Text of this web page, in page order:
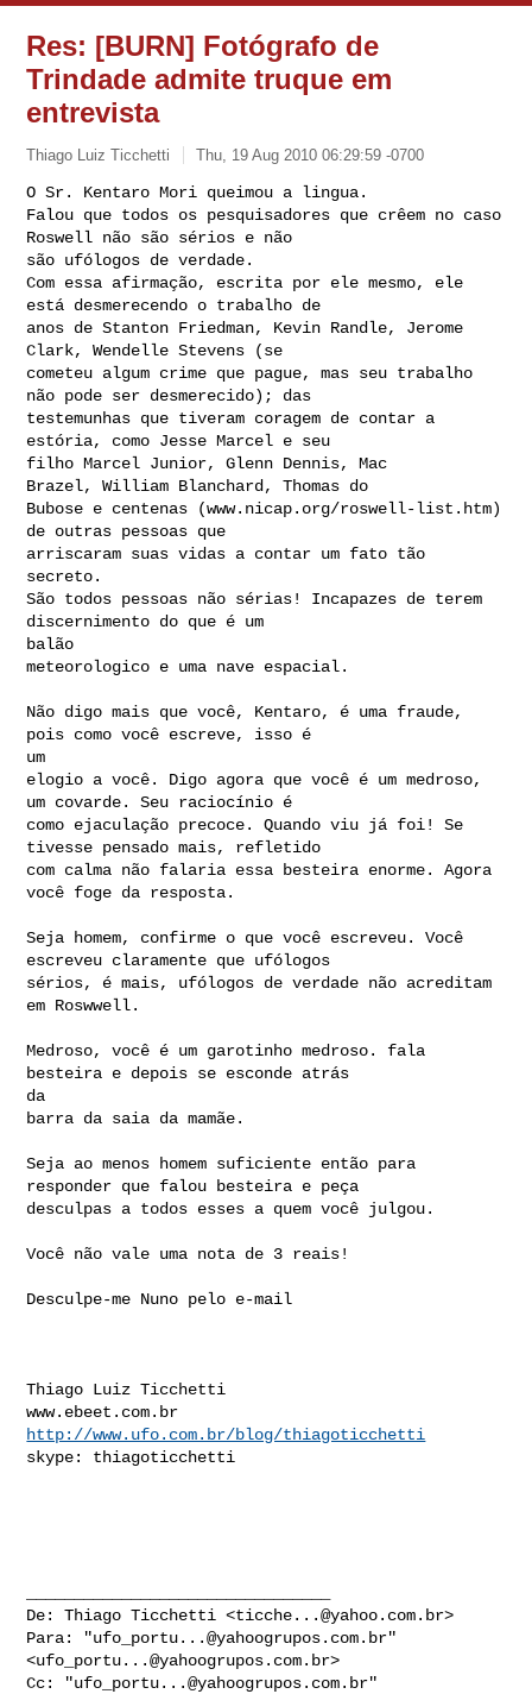
Res: [BURN] Fotógrafo de
Trindade admite truque em
entrevista
Thiago Luiz Ticchetti Thu, 19 Aug 2010 06:29:59 -0700
O Sr. Kentaro Mori queimou a lingua.
Falou que todos os pesquisadores que crêem no caso
Roswell não são sérios e não
são ufólogos de verdade.
Com essa afirmação, escrita por ele mesmo, ele
está desmerecendo o trabalho de
anos de Stanton Friedman, Kevin Randle, Jerome
Clark, Wendelle Stevens (se
cometeu algum crime que pague, mas seu trabalho
não pode ser desmerecido); das
testemunhas que tiveram coragem de contar a
estória, como Jesse Marcel e seu
filho Marcel Junior, Glenn Dennis, Mac
Brazel, William Blanchard, Thomas do
Bubose e centenas (www.nicap.org/roswell-list.htm)
de outras pessoas que
arriscaram suas vidas a contar um fato tão
secreto.
São todos pessoas não sérias! Incapazes de terem
discernimento do que é um
balão
meteorologico e uma nave espacial.
Não digo mais que você, Kentaro, é uma fraude,
pois como você escreve, isso é
um
elogio a você. Digo agora que você é um medroso,
um covarde. Seu raciocínio é
como ejaculação precoce. Quando viu já foi! Se
tivesse pensado mais, refletido
com calma não falaria essa besteira enorme. Agora
você foge da resposta.
Seja homem, confirme o que você escreveu. Você
escreveu claramente que ufólogos
sérios, é mais, ufólogos de verdade não acreditam
em Roswwell.
Medroso, você é um garotinho medroso. fala
besteira e depois se esconde atrás
da
barra da saia da mamãe.
Seja ao menos homem suficiente então para
responder que falou besteira e peça
desculpas a todos esses a quem você julgou.
Você não vale uma nota de 3 reais!
Desculpe-me Nuno pelo e-mail
Thiago Luiz Ticchetti
http://www.ufo.com.br/blog/thiagoticchetti
skype: thiagoticchetti
De: Thiago Ticchetti <ticche...@yahoo.com.br>
Para: "ufo_portu...@yahoogrupos.com.br"
<ufo_portu...@yahoogrupos.com.br>
Cc: "ufo_portu...@yahoogrupos.com.br"